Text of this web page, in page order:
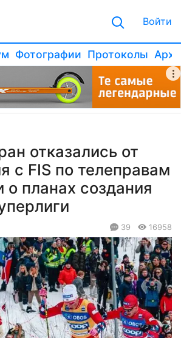
Войти
Фотографии Протоколы
отказались от
с FIS по телеправам
о планах создания
39 16958